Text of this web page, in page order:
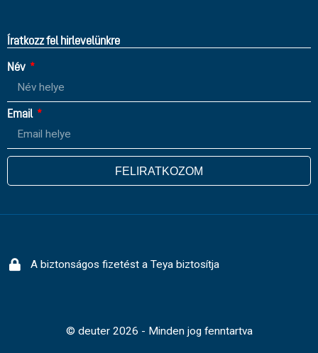
Íratkozz fel hirlevelünkre
Név
Email
FELIRATKOZOM
A biztonságos fizetést a Teya biztosítja
© deuter 2026 - Minden jog fenntartva